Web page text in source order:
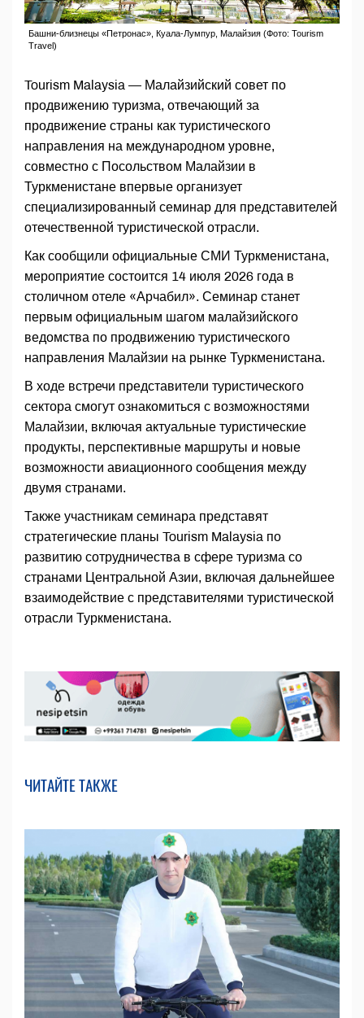
Башни-близнецы «Петронас», Куала-Лумпур, Малайзия (Фото: Tourism
Travel)
Tourism Malaysia — Малайзийский совет по
продвижению туризма, отвечающий за
продвижение страны как туристического
направления на международном уровне,
совместно с Посольством Малайзии в
Туркменистане впервые организует
специализированный семинар для представителей
отечественной туристической отрасли.
Как сообщили официальные СМИ Туркменистана,
мероприятие состоится 14 июля 2026 года в
столичном отеле «Арчабил». Семинар станет
первым официальным шагом малайзийского
ведомства по продвижению туристического
направления Малайзии на рынке Туркменистана.
В ходе встречи представители туристического
сектора смогут ознакомиться с возможностями
Малайзии, включая актуальные туристические
продукты, перспективные маршруты и новые
возможности авиационного сообщения между
двумя странами.
Также участникам семинара представят
стратегические планы Tourism Malaysia по
развитию сотрудничества в сфере туризма со
странами Центральной Азии, включая дальнейшее
взаимодействие с представителями туристической
отрасли Туркменистана.
ЧИТАЙТЕ ТАКЖЕ